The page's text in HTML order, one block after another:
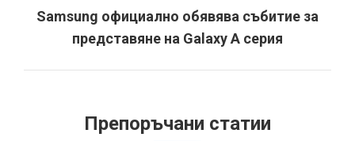
Next
post:
Samsung официално обявява събитие за
представяне на Galaxy A серия
Препоръчани статии